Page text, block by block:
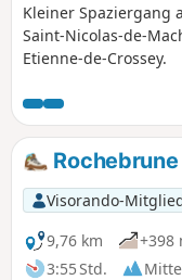
Kleiner Spaziergang
Saint-Nicolas-de-
Etienne-de-Crossey.
Rochebrune
Visorando-
9,76 km
+398
3:55 Std.